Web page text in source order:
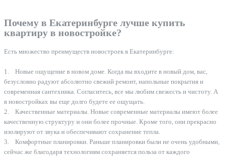
Почему в Екатеринбурге лучше купить
квартиру в новостройке?
Есть множество преимуществ новостроек в Екатеринбурге:
1. Новые ощущение в новом доме. Когда вы входите в новый дом, вас,
безусловно радуют абсолютно свежий ремонт, напольные покрытия и
современная сантехника. Согласитесь, все мы любим свежесть и чистоту. А
в новостройках вы еще долго будете ее ощущать.
2. Качественные материалы. Новые современные материалы имеют более
качественную структуру и они более прочные. Кроме того, они прекрасно
изолируют от звука и обеспечивают сохранение тепла.
3. Комфортные планировки. Раньше планировки были не очень удобными,
сейчас же благодаря технологиям сохраняется польза от каждого